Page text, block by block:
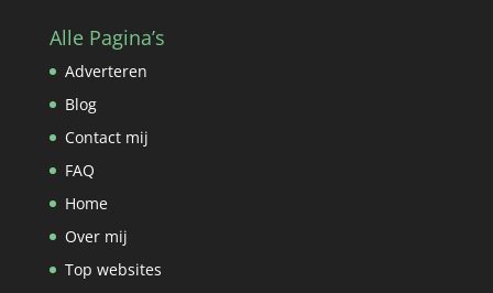
Alle Pagina’s
Adverteren
Blog
Contact mij
FAQ
Home
Over mij
Top websites